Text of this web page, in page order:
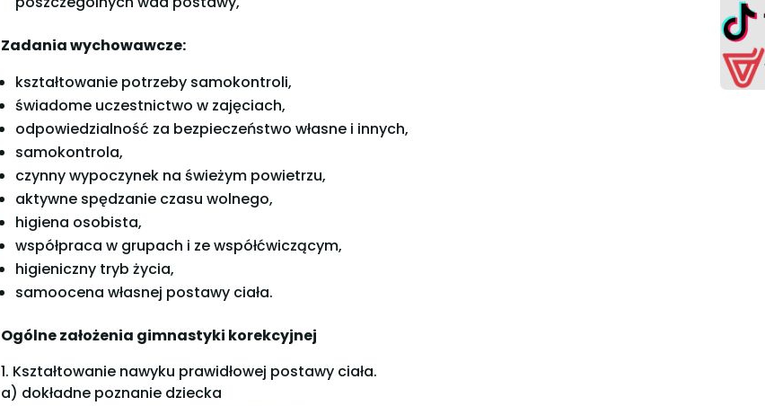
Zadania wychowawcze:
kształtowanie potrzeby samokontroli,
świadome uczestnictwo w zajęciach,
odpowiedzialność za bezpieczeństwo własne i innych,
samokontrola,
czynny wypoczynek na świeżym powietrzu,
aktywne spędzanie czasu wolnego,
higiena osobista,
współpraca w grupach i ze współćwiczącym,
higieniczny tryb życia,
samoocena własnej postawy ciała.
Ogólne założenia gimnastyki korekcyjnej
1. Kształtowanie nawyku prawidłowej postawy ciała.
a) dokładne poznanie dziecka